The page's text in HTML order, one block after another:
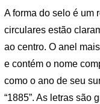
A forma do selo é um
circulares estão
ao centro. O anel
e contém o nome
como o ano de seu
“1885”. As letras são